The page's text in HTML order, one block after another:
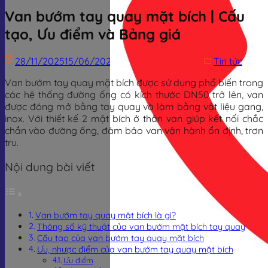
Van bướm tay quay mặt bích | Cấu
tạo, Ưu điểm và Bảng giá
28/11/202515/06/2026
Tin tức
Van bướm tay quay mặt bích được sử dụng phổ biến trong
các hệ thống đường ống có kích thước DN50 trở lên, van
được đóng mở bằng tay quay và làm bằng vật liệu gang,
inox. Với thiết kế 2 mặt bích ở thân van giúp kết nối chắc
chắn vào đường ống, đảm bảo van vận hành ổn định, trơn
tru.
Nội dung bài viết
Van bướm tay quay mặt bích là gì?
Thông số kỹ thuật của van bướm mặt bích tay quay
Cấu tạo của van bướm tay quay mặt bích
Ưu, nhược điểm của van bướm tay quay mặt bích
Ưu điểm